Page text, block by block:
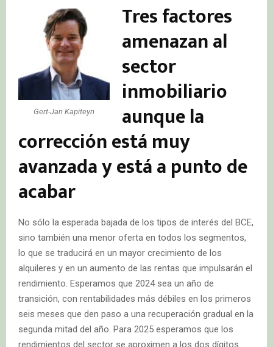
Gert-Jan Kapiteyn
Tres factores
amenazan al
sector
inmobiliario
aunque la
corrección está muy
avanzada y está a punto de
acabar
No sólo la esperada bajada de los tipos de interés del BCE,
sino también una menor oferta en todos los segmentos,
lo que se traducirá en un mayor crecimiento de los
alquileres y en un aumento de las rentas que impulsarán el
rendimiento. Esperamos que 2024 sea un año de
transición, con rentabilidades más débiles en los primeros
seis meses que den paso a una recuperación gradual en la
segunda mitad del año. Para 2025 esperamos que los
rendimientos del sector se aproximen a los dos dígitos.